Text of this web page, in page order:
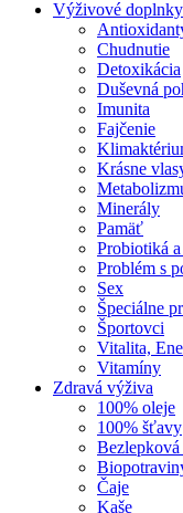
Výživové doplnky
Chudnutie
Detoxikácia
Duševná
Imunita
Fajčenie
Krásne
Minerály
Pamäť
Probiotiká
Problém s
Sex
Špeciálne
Športovci
Vitalita,
Vitamíny
Zdravá výživa
100% oleje
100% šťavy
Bezlepková
Čaje
Kaše